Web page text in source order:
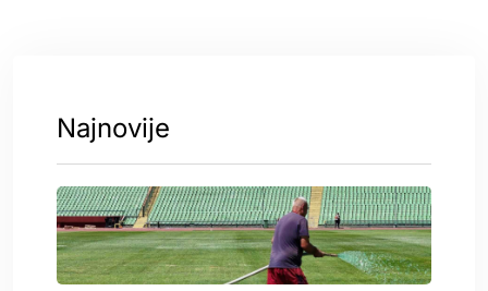
Najnovije